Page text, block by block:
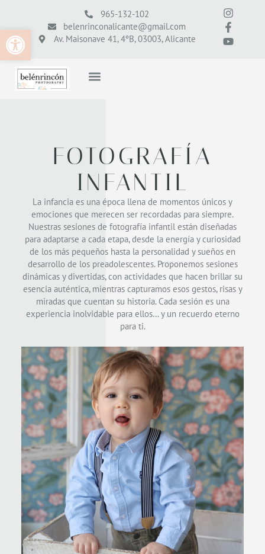
Abrir barra de herramientas
965-132-102
belenrinconalicante@gmail.com
Av. Maisonave 41, 4ºB, 03003, Alicante
FOTOGRAFÍA
INFANTIL
La infancia es una época llena de momentos únicos y
emociones que merecen ser recordadas para siempre.
Nuestras sesiones de fotografía infantil están diseñadas
para adaptarse a cada etapa, desde la energía y curiosidad
de los más pequeños hasta la personalidad y sueños en
desarrollo de los preadolescentes. Proponemos sesiones
dinámicas y divertidas, con actividades que hacen brillar su
esencia auténtica, mientras capturamos esos gestos, risas y
miradas que cuentan su historia. Cada sesión es una
experiencia inolvidable para ellos… y un recuerdo eterno
para ti.